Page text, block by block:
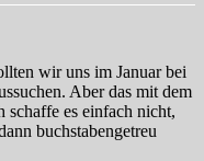
wir uns im Januar bei
Aber das mit dem
schaffe es einfach nicht,
buchstabengetreu